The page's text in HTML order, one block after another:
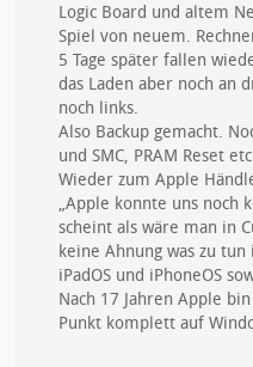
Logic Board und altem
Spiel von neuem.
5 Tage später fallen
das Laden aber noch an
noch links.
Also Backup gemacht.
und SMC, PRAM Reset
Wieder zum Apple
„Apple konnte uns noch
scheint als wäre man in
keine Ahnung was zu
iPadOS und iPhoneOS
Nach 17 Jahren Apple
Punkt komplett auf